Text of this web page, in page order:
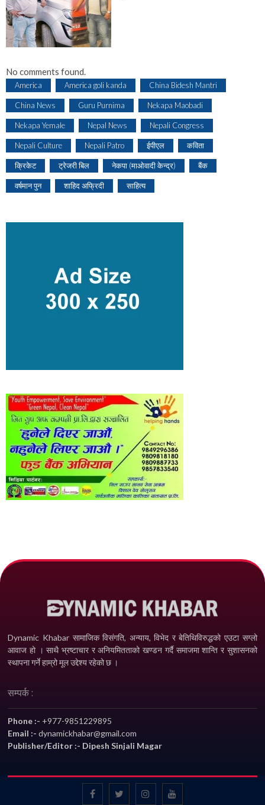
No comments found.
America America goli kanda China Bidesh Mantri
China News Guru Purnima Nekapa Maobadi
Nekapa Yemale Nepal News Nepali Congress
Nepali Culture Nepali Patro ईपीएल कविता
क्रिकेट ट्रेजरी बिल नेकपा (माओवादी केन्द्र) बैंक
वर्षमान पुन शाहिद अफ्रिदी साहित्य
Dynamic Khabar सामाजिक विसंगति, अन्याय, विभेद­ र बेतिथिविरुद्धको एउटा सग्लो
आवाज हो । साथै भ्रष्टाचार र अनियमितताको खण्डन गर्दै समाजमा शान्ति र सुशासनको
स्थापना गर्ने हाम्रो मूल उद्देश्य रहेको छ ।
सम्पर्क :
Phone :- +977-9851229895
Email :-dynamickhabar@gmail.com
Publisher/Editor :- Dipesh Sinjali Magar